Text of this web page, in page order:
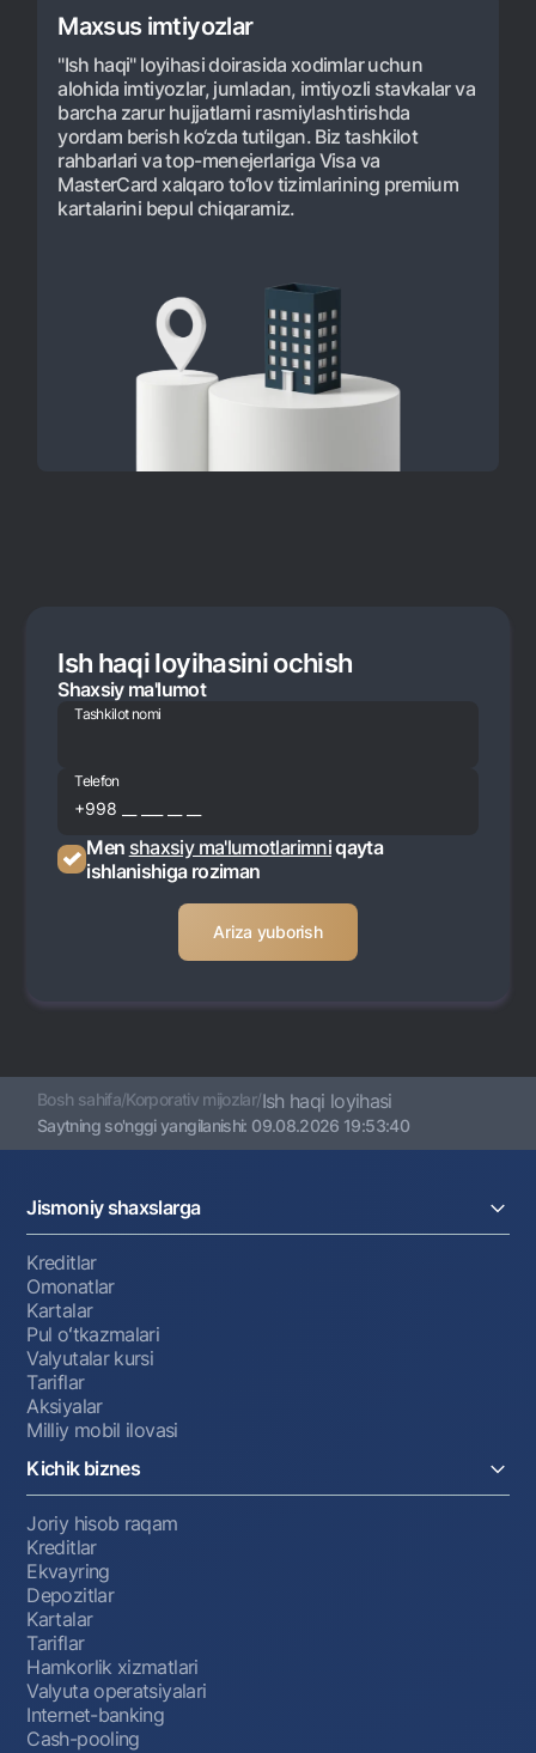
Maxsus imtiyozlar
"Ish haqi" loyihasi doirasida xodimlar uchun
alohida imtiyozlar, jumladan, imtiyozli stavkalar va
barcha zarur hujjatlarni rasmiylashtirishda
yordam berish ko‘zda tutilgan. Biz tashkilot
rahbarlari va top-menejerlariga Visa va
MasterCard xalqaro to‘lov tizimlarining premium
kartalarini bepul chiqaramiz.
Ish haqi loyihasini ochish
Shaxsiy ma'lumot
Tashkilot nomi
Telefon
Men shaxsiy ma'lumotlarimniqayta
ishlanishiga roziman
Bosh sahifa/Korporativ mijozlar/Ish haqi loyihasi
Saytning so'nggi yangilanishi: 09.08.2026 19:53:40
Jismoniy shaxslarga
Kreditlar
Omonatlar
Kartalar
Pul oʻtkazmalari
Valyutalar kursi
Tariflar
Aksiyalar
Milliy mobil ilovasi
Kichik biznes
Joriy hisob raqam
Kreditlar
Ekvayring
Depozitlar
Kartalar
Tariflar
Hamkorlik xizmatlari
Valyuta operatsiyalari
Internet-banking
Cash-pooling